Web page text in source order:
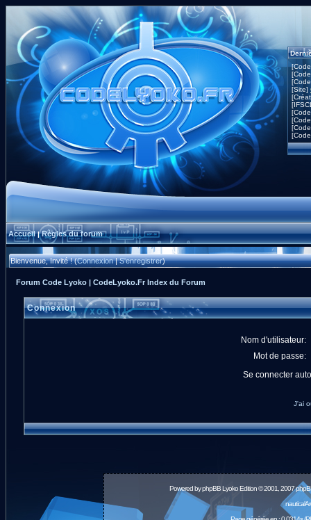
[Site]
Accueil|Règles du forum
Bienvenue, Invité ! (Connexion|S'enregistrer)
Forum Code Lyoko | CodeLyoko.Fr Index du Forum
Connexion
Nom d'utilisateur:
Mot de passe:
Se connecter
J'ai
Powered byphpBBLyoko Edition © 2001, 2007